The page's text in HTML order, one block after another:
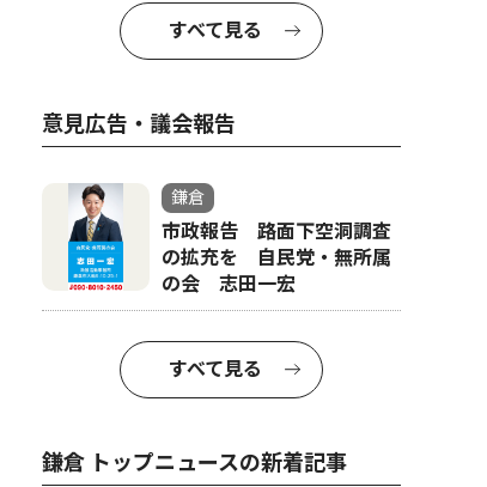
すべて見る
意見広告・議会報告
鎌倉
市政報告 路面下空洞調査
の拡充を 自民党・無所属
の会 志田一宏
すべて見る
鎌倉 トップニュースの新着記事